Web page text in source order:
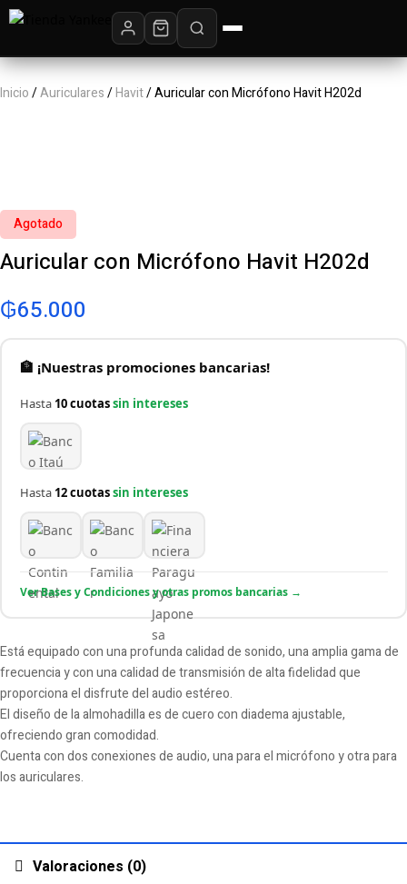
Inicio/Auriculares/Havit/ Auricular con Micrófono Havit H202d
Agotado
Auricular con Micrófono Havit H202d
₲65.000
🏦 ¡Nuestras promociones bancarias!
Hasta 10 cuotassin intereses
Hasta 12 cuotassin intereses
Ver Bases y Condiciones y otras promos bancarias →
Está equipado con una profunda calidad de sonido, una amplia gama de
frecuencia y con una calidad de transmisión de alta fidelidad que
proporciona el disfrute del audio estéreo.
El diseño de la almohadilla es de cuero con diadema ajustable,
ofreciendo gran comodidad.
Cuenta con dos conexiones de audio, una para el micrófono y otra para
los auriculares.
Valoraciones (0)